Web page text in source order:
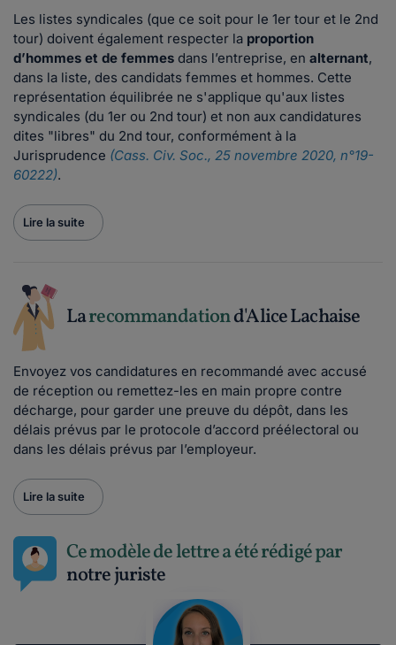
Les listes syndicales (que ce soit pour le 1er tour et le 2nd
tour) doivent également respecter la proportion
d’hommes et de femmes dans l’entreprise, en alternant,
dans la liste, des candidats femmes et hommes. Cette
représentation équilibrée ne s'applique qu'aux listes
syndicales (du 1er ou 2nd tour) et non aux candidatures
dites "libres" du 2nd tour, conformément à la
Jurisprudence (Cass. Civ. Soc., 25 novembre 2020, n°19-
60222).
Lire la suite
Larecommandationd'Alice Lachaise
Envoyez vos candidatures en recommandé avec accusé
de réception ou remettez-les en main propre contre
décharge, pour garder une preuve du dépôt, dans les
délais prévus par le protocole d’accord préélectoral ou
dans les délais prévus par l’employeur.
Lire la suite
Ce modèle de lettre a été rédigé par
notre juriste